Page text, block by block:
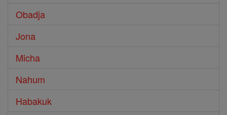
Obadja
Jona
Micha
Nahum
Habakuk